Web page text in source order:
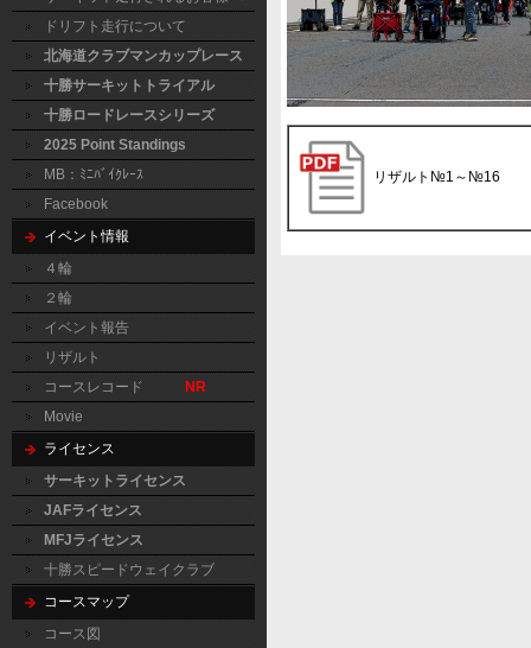
ドリフト走行について
北海道クラブマンカップレース
十勝サーキットトライアル
十勝ロードレースシリーズ
2025 Point Standings
MB：ﾐﾆﾊﾞｲｸﾚｰｽ
Facebook
イベント情報
４輪
２輪
イベント報告
リザルト
コースレコード
NR
Movie
ライセンス
サーキットライセンス
JAFライセンス
MFJライセンス
十勝スピードウェイクラブ
コースマップ
コース図
リザルト№1～№16